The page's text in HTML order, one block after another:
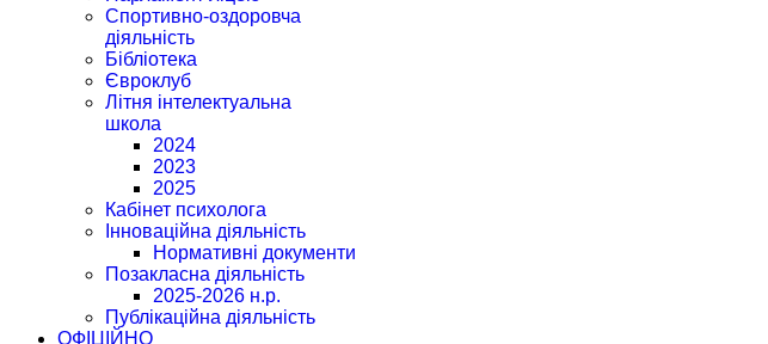
Спортивно-оздоровча
діяльність
Бібліотека
Євроклуб
Літня інтелектуальна
школа
2024
2023
2025
Кабінет психолога
Інноваційна діяльність
Нормативні документи
Позакласна діяльність
2025-2026 н.р.
Публікаційна діяльність
ОФІЦІЙНО